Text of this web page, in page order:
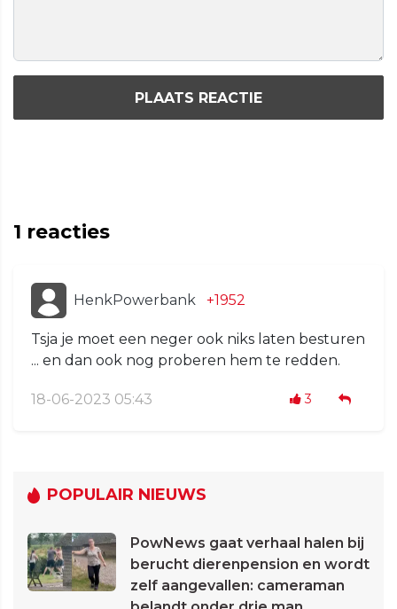
PLAATS REACTIE
1 reacties
HenkPowerbank +1952
Tsja je moet een neger ook niks laten besturen
... en dan ook nog proberen hem te redden.
18-06-2023 05:43 3
POPULAIR NIEUWS
PowNews gaat verhaal halen bij
berucht dierenpension en wordt
zelf aangevallen: cameraman